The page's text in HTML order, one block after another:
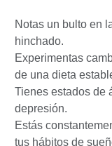
Notas un bulto en
hinchado.
Experimentas
de una dieta
Tienes estados de
depresión.
Estás
tus hábitos de